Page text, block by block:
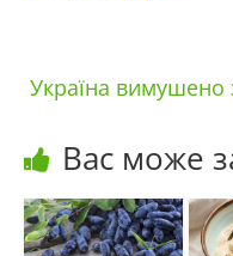
Україна вимушено
Вас може